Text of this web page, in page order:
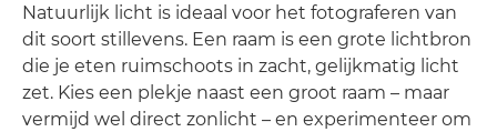
Natuurlijk licht is ideaal voor het fotograferen van
dit soort stillevens. Een raam is een grote lichtbron
die je eten ruimschoots in zacht, gelijkmatig licht
zet. Kies een plekje naast een groot raam – maar
vermijd wel direct zonlicht – en experimenteer om